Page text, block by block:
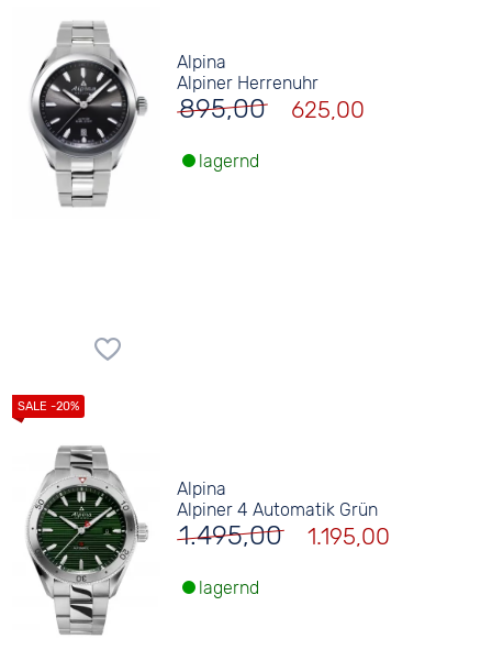
Alpina
Alpiner Herrenuhr
895,00 625,00
lagernd
Alpina
Alpiner 4 Automatik Grün
1.495,00 1.195,00
lagernd